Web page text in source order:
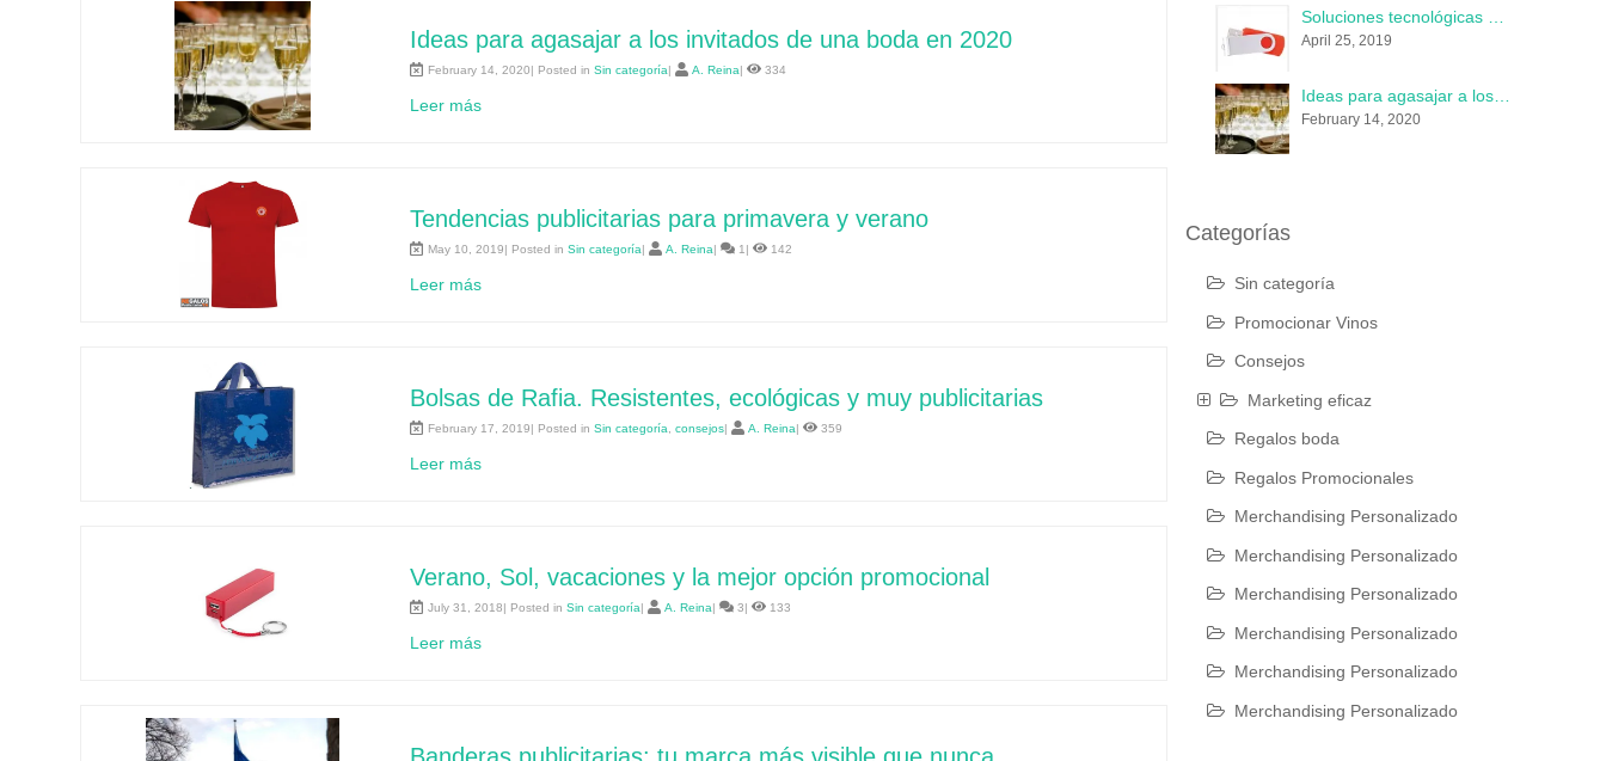
Ideas para agasajar a los invitados de una boda en 2020
February 14, 2020| Posted inSin categoría| A. Reina| 334
Leer más
Tendencias publicitarias para primavera y verano
May 10, 2019| Posted inSin categoría| A. Reina| 1| 142
Leer más
Bolsas de Rafia. Resistentes, ecológicas y muy publicitarias
February 17, 2019| Posted inSin categoría ,consejos| A. Reina| 359
Leer más
Verano, Sol, vacaciones y la mejor opción promocional
July 31, 2018| Posted inSin categoría| A. Reina| 3| 133
Leer más
Soluciones tecnológicas que llevan tu marca
April 25, 2019
February 14, 2020
Categorías
Sin categoría
Promocionar Vinos
Consejos
Marketing eficaz
Regalos boda
Regalos Promocionales
Merchandising Personalizado
Merchandising Personalizado
Merchandising Personalizado
Merchandising Personalizado
Merchandising Personalizado
Merchandising Personalizado